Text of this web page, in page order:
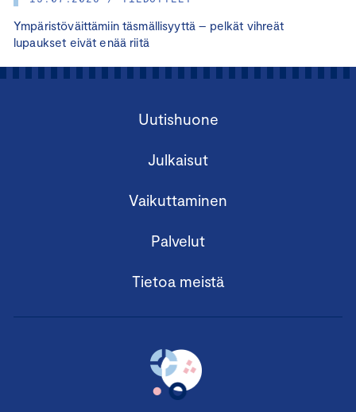
Ympäristöväittämiin täsmällisyyttä – pelkät vihreät
lupaukset eivät enää riitä
Uutishuone
Julkaisut
Vaikuttaminen
Palvelut
Tietoa meistä